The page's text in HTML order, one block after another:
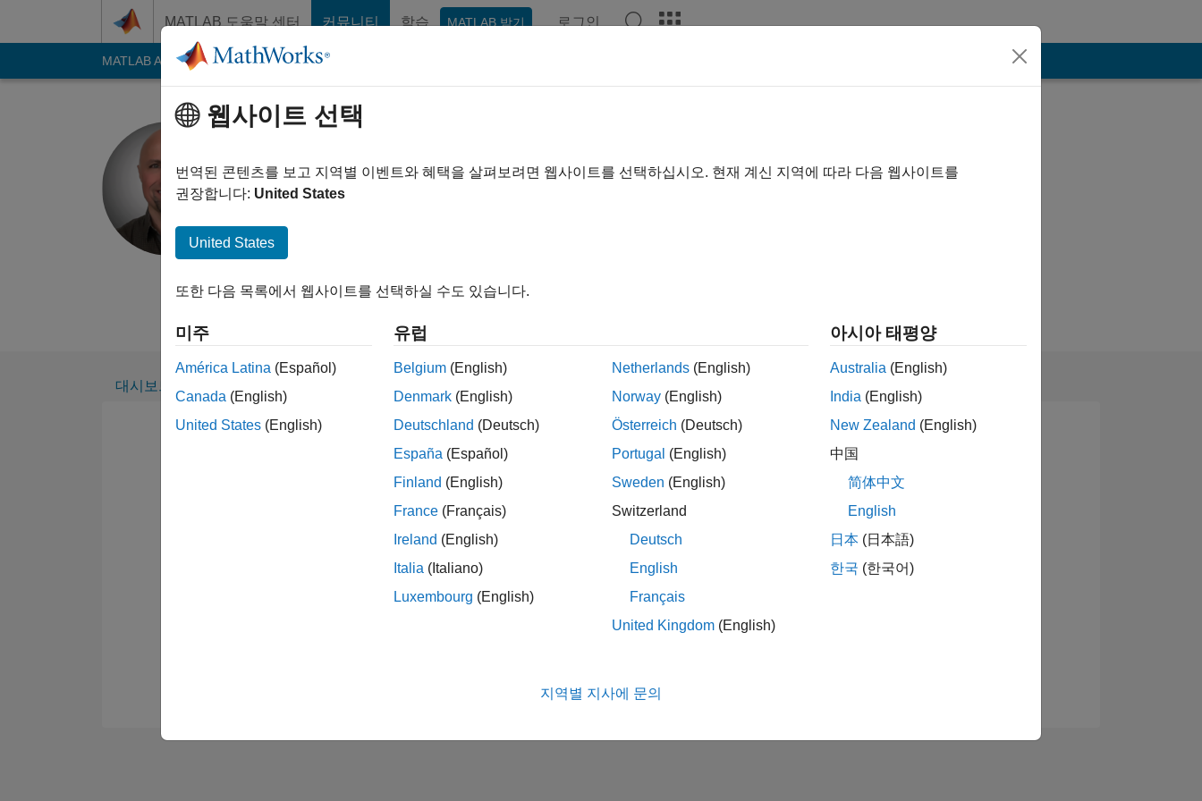
MATLAB 도움말 센터 커뮤니티 학습 MATLAB 받기 로그인
MATLAB Answers File Exchange Cody
Paul Huxel
MathWorks
Followers:
Profile picture created using neural style transfer with MATLAB.
대시보드
Pleaselogin to endorse this person in a skill
웹사이트 선택
번역된 콘텐츠를 보고 지역별 이벤트와 혜택을 살펴보려면 웹사이트를 선택하십시오. 현재 계신 지역에 따라 다음 웹사이트를
권장합니다: United States
United States
또한 다음 목록에서 웹사이트를 선택하실 수도 있습니다.
미주
América Latina (Español)
Canada (English)
United States (English)
유럽
Belgium (English)
Denmark (English)
Deutschland (Deutsch)
España (Español)
Finland (English)
France (Français)
Ireland (English)
Italia (Italiano)
Luxembourg (English)
Netherlands (English)
Norway (English)
Österreich (Deutsch)
Portugal (English)
Sweden (English)
Switzerland
Deutsch
English
Français
United Kingdom (English)
아시아 태평양
Australia (English)
India (English)
New Zealand (English)
中国
简体中文
English
日本 (日本語)
한국 (한국어)
지역별 지사에 문의